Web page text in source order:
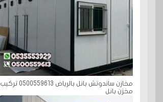
مخازن ساندوتش بانل بالرياض 0500559613 تركيب
مخزن بانل